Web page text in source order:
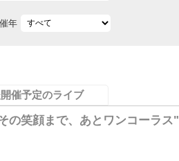
年
催予定のライブ
の笑顔まで、あとワンコーラス"